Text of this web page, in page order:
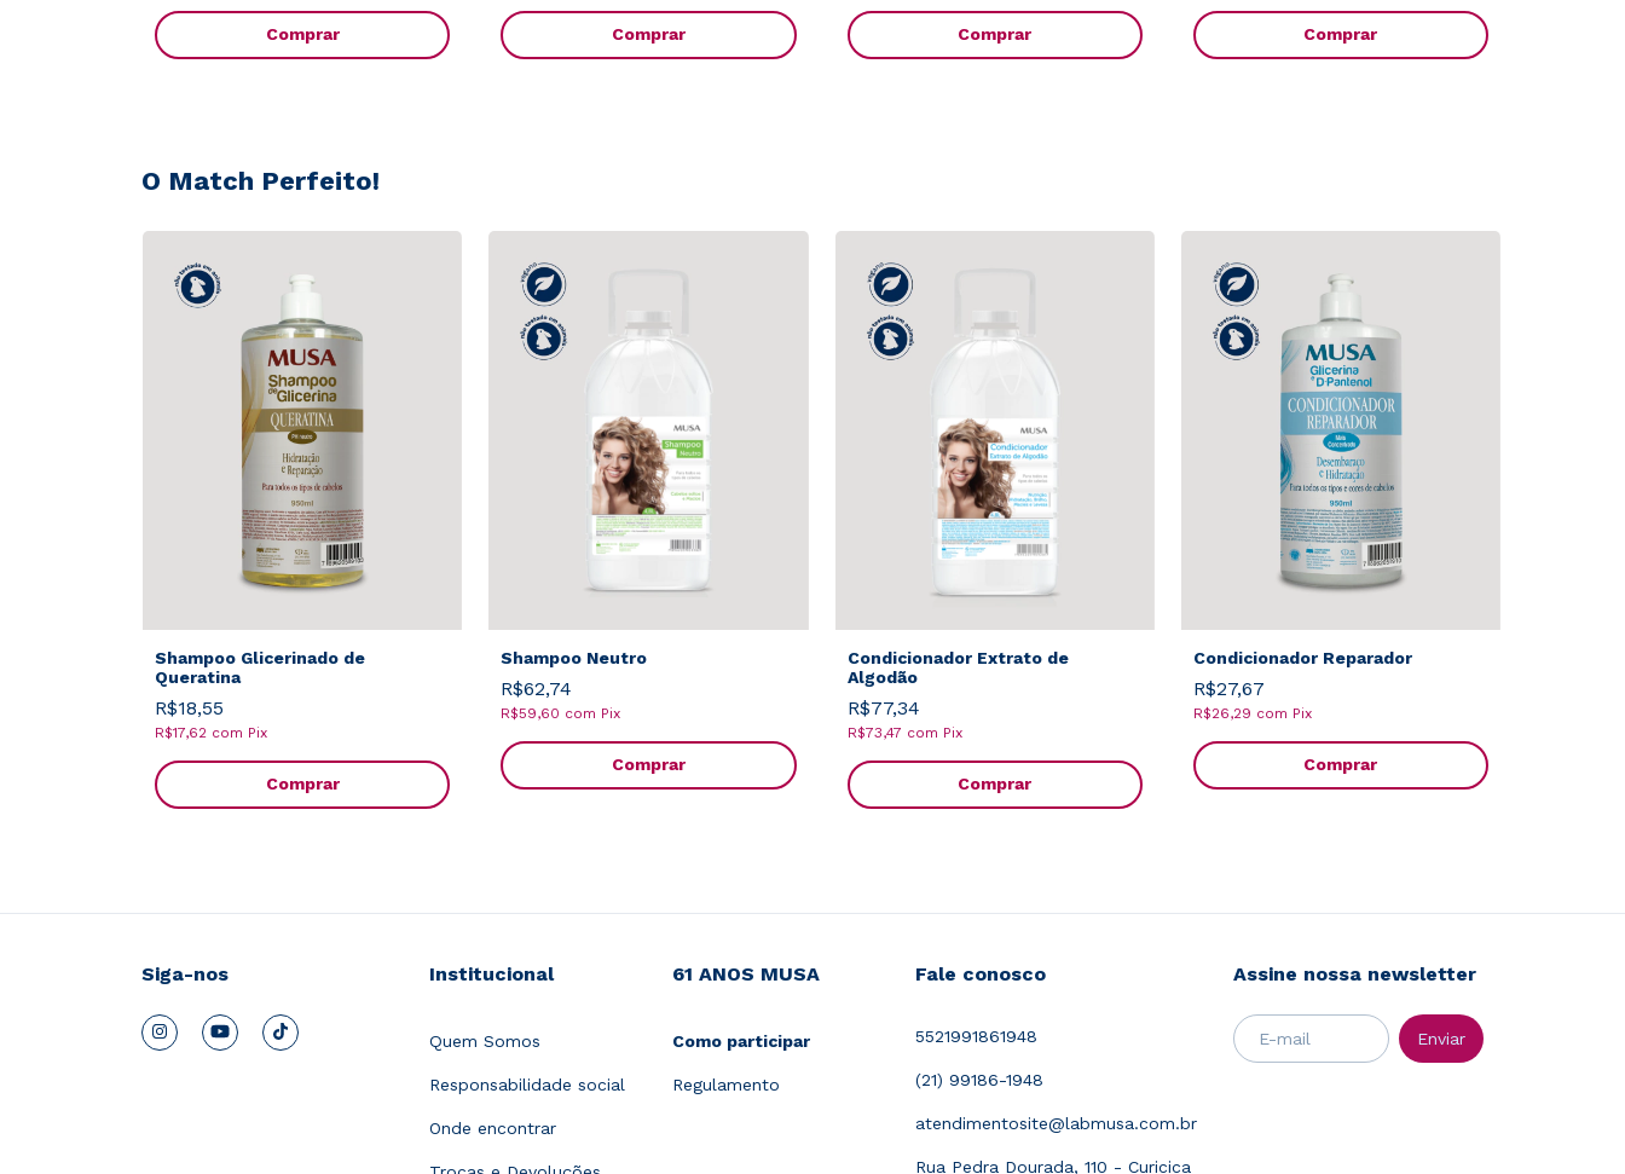
Comprar Comprar Comprar Comprar
O Match Perfeito!
Shampoo Glicerinado de
Queratina
R$18,55
R$17,62 com Pix
Comprar
Shampoo Neutro
R$62,74
R$59,60 com Pix
Comprar
Condicionador Extrato de
Algodão
R$77,34
R$73,47 com Pix
Comprar
Condicionador Reparador
R$27,67
R$26,29 com Pix
Comprar
Siga-nos Institucional
Quem Somos
Responsabilidade social
Onde encontrar
61 ANOS MUSA
Como participar
Regulamento
Fale conosco
5521991861948
(21) 99186-1948
atendimentosite@labmusa.com.br
Rua Pedra Dourada, 110 - Curicica
Assine nossa newsletter